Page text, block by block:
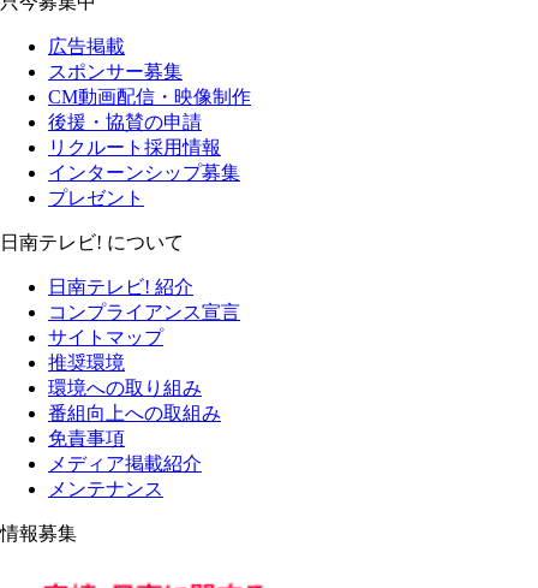
広告掲載
スポンサー募集
CM動画配信・映像制作
後援・協賛の申請
リクルート採用情報
インターンシップ募集
プレゼント
日南テレビ! について
日南テレビ! 紹介
コンプライアンス宣言
サイトマップ
推奨環境
環境への取り組み
番組向上への取組み
免責事項
メディア掲載紹介
メンテナンス
情報募集